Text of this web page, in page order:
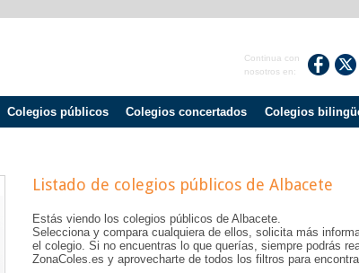
Continua con
nosotros en:
Colegios públicos Colegios concertados Colegios
Listado de colegios públicos de Albacete
Estás viendo los colegios públicos de Albacete.
Selecciona y compara cualquiera de ellos, solicita más
el colegio. Si no encuentras lo que querías, siempre podrás
ZonaColes.es y aprovecharte de todos los filtros para